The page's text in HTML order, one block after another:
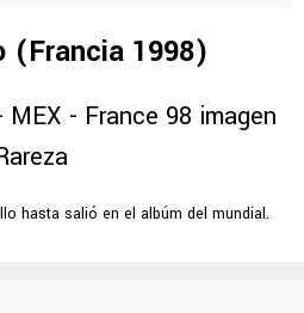
(Francia 1998)
hasta salió en el albúm del mundial.